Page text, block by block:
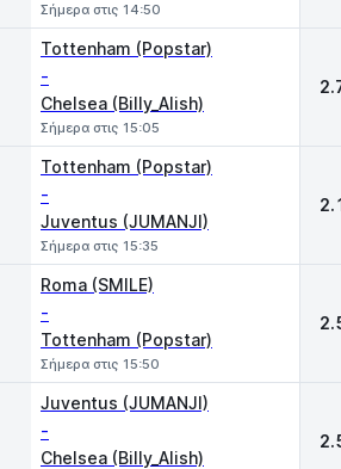
Σήμερα στις 14:50
Tottenham (Popstar)
-
Chelsea (Billy_Alish)
Σήμερα στις 15:05
Tottenham (Popstar)
-
Juventus (JUMANJI)
Σήμερα στις 15:35
Roma (SMILE)
-
Tottenham (Popstar)
Σήμερα στις 15:50
Juventus (JUMANJI)
-
Chelsea (Billy_Alish)